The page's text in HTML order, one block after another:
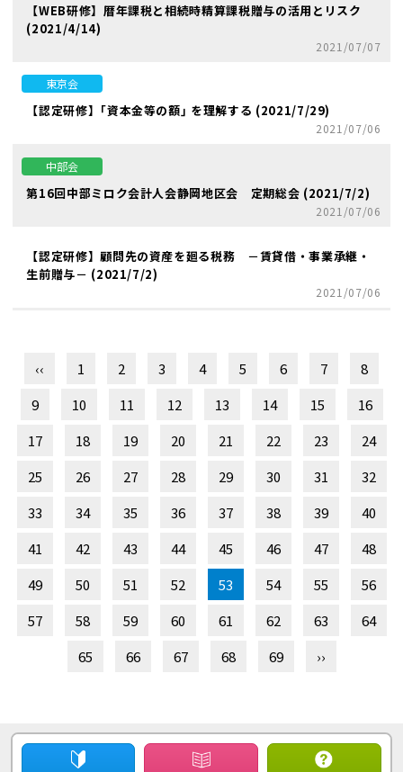
【WEB研修】暦年課税と相続時精算課税贈与の活用とリスク
(2021/4/14)
2021/07/07
東京会
【認定研修】｢資本金等の額｣ を理解する (2021/7/29)
2021/07/06
中部会
第16回中部ミロク会計人会静岡地区会 定期総会 (2021/7/2)
2021/07/06
【認定研修】顧問先の資産を廻る税務 －賃貸借・事業承継・
生前贈与－ (2021/7/2)
2021/07/06
‹‹ 1 2 3 4 5 6 7
8
9
10 11 12 13 14 15
16
17
18 19 20 21 22 23
24
25
26 27 28 29 30 31
32
33
34 35 36 37 38 39
40
41
42 43 44 45 46 47
48
49
50 51 52 53 54 55
56
57
58 59 60 61 62 63
64
65
66 67 68 69 ››